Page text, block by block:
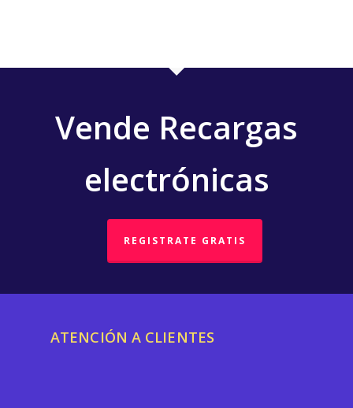
Vende Recargas
electrónicas
REGISTRATE GRATIS
ATENCIÓN A CLIENTES